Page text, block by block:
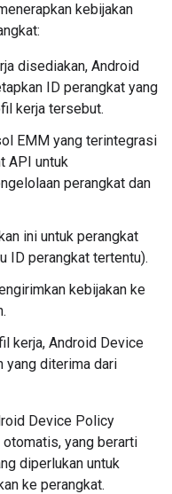
kebijakan
disediakan, Android
ID perangkat yang
kerja tersebut.
EMM yang terintegrasi
API untuk
perangkat dan
ini untuk perangkat
ID perangkat tertentu).
kebijakan ke
kerja, Android Device
yang diterima dari
Device Policy
otomatis, yang berarti
diperlukan untuk
ke perangkat.